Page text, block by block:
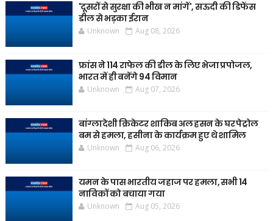
'दूसरों से सुरक्षा की भीख न मांगें', सऊदी की डिफेंस
डील से भड़का ईरान
Unknown Aug 08, 2026
फ्रांस ने 114 राफेल की डील के लिए भेजा प्रपोजल,
भारत में ही बनेंगे 94 विमान
Unknown Aug 07, 2026
बांग्लादेशी क्रिकेटर शाकिब अल हसन के घर पेट्रोल
बम से हमला, हसीना के कार्यक्रम हुए थे शामिल
Unknown Aug 06, 2026
यमन के पास भारतीय जहाज पर हमला, सभी 14
नाविकों को बचाया गया
Unknown Aug 05, 2026